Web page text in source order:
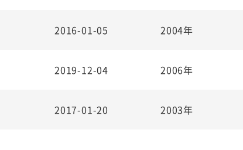
2016-01-05 2004年
2019-12-04 2006年
2017-01-20 2003年